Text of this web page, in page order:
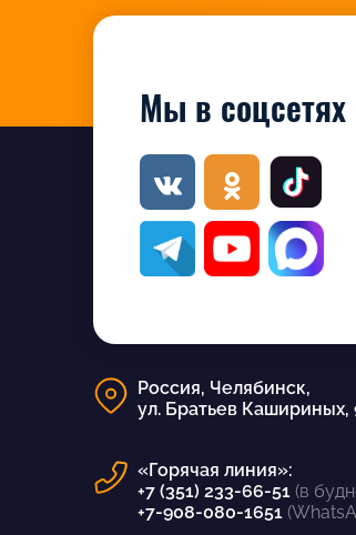
Мы в соцсетях
Россия, Челябинск,
ул. Братьев Кашириных,
«Горячая линия»:
+7 (351) 233-66-51 (в
+7-908-080-1651